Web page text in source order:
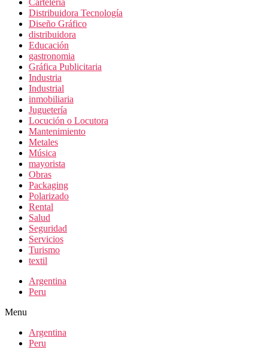
Carteleria
Distribuidora Tecnología
Diseño Gráfico
distribuidora
Educación
gastronomia
Gráfica Publicitaria
Industria
Industrial
inmobiliaria
Juguetería
Locución o Locutora
Mantenimiento
Metales
Música
mayorista
Obras
Packaging
Polarizado
Rental
Salud
Seguridad
Servicios
Turismo
textil
Argentina
Peru
Menu
Argentina
Peru